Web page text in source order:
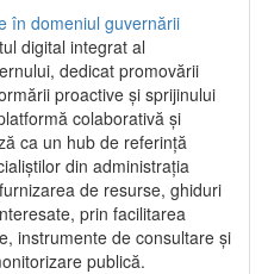
în domeniul guvernării
digital integrat al
dedicat promovării
proactive și sprijinului
colaborativă și
ca un hub de referință
din administrația
de resurse, ghiduri
prin facilitarea
instrumente de consultare și
publică.